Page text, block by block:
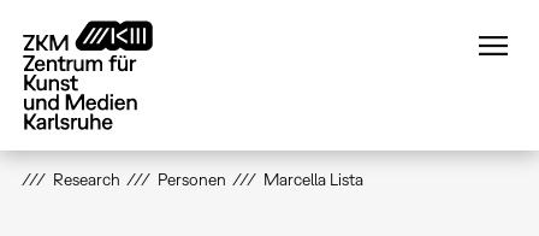
zum
Inhalt
Research Personen Marcella Lista